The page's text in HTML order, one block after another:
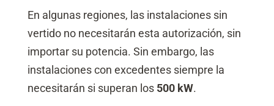
En algunas regiones, las instalaciones sin
vertido no necesitarán esta autorización, sin
importar su potencia. Sin embargo, las
instalaciones con excedentes siempre la
necesitarán si superan los 500 kW.